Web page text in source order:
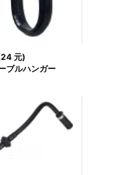
24 元)
ブルハンガー